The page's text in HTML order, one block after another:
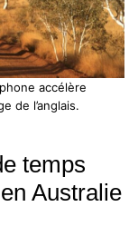
accélère
de l’anglais.
temps
Australie